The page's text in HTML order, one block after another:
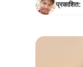
प्रकाशित: